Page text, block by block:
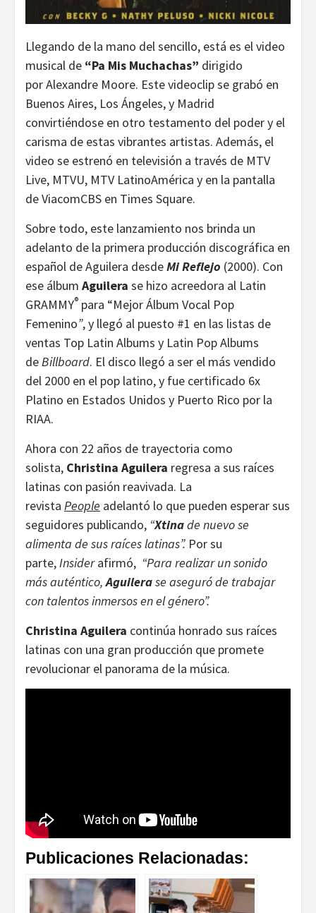
Llegando de la mano del sencillo, está es el video
musical de “Pa Mis Muchachas” dirigido
por Alexandre Moore. Este videoclip se grabó en
Buenos Aires, Los Ángeles, y Madrid
convirtiéndose en otro testamento del poder y el
carisma de estas vibrantes artistas. Además, el
video se estrenó en televisión a través de MTV
Live, MTVU, MTV LatinoAmérica y en la pantalla
de ViacomCBS en Times Square.
Sobre todo, este lanzamiento nos brinda un
adelanto de la primera producción discográfica en
español de Aguilera desdeMi Reflejo (2000). Con
ese álbum Aguilera se hizo acreedora al Latin
GRAMMY® para “Mejor Álbum Vocal Pop
Femenino”, y llegó al puesto #1 en las listas de
ventas Top Latin Albums y Latin Pop Albums
deBillboard. El disco llegó a ser el más vendido
del 2000 en el pop latino, y fue certificado 6x
Platino en Estados Unidos y Puerto Rico por la
RIAA.
Ahora con 22 años de trayectoria como
solista, Christina Aguilera regresa a sus raíces
latinas con pasión reavivada. La
revista People adelantó lo que pueden esperar sus
seguidores publicando, “Xtinade nuevo se
alimenta de sus raíces latinas”. Por su
parte,Insiderafirmó, “Para realizar un sonido
más auténtico,Aguilerase aseguró de trabajar
con talentos inmersos en el género”.
Christina Aguilera continúa honrado sus raíces
latinas con una gran producción que promete
revolucionar el panorama de la música.
Publicaciones Relacionadas: